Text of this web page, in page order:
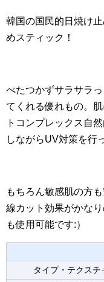
韓国の国民的日焼け
めスティック！
べたつかずサラサラ
てくれる優れもの。
トコンプレックス自
しながらUV対策を行
もちろん敏感肌の方
線カット効果がかな
も使用可能です:）
タイプ・テクスチ